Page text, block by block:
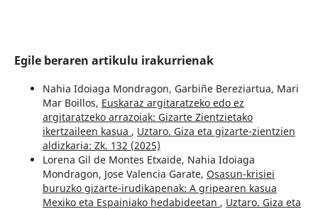
Egile beraren artikulu irakurrienak
Nahia Idoiaga Mondragon, Garbiñe Bereziartua, Mari
Mar Boillos, Euskaraz argitaratzeko edo ez
argitaratzeko arrazoiak: Gizarte Zientzietako
ikertzaileen kasua , Uztaro. Giza eta gizarte-zientzien
aldizkaria: Zk. 132 (2025)
Lorena Gil de Montes Etxaide, Nahia Idoiaga
Mondragon, Jose Valencia Garate, Osasun-krisiei
buruzko gizarte-irudikapenak: A gripearen kasua
Mexiko eta Espainiako hedabideetan , Uztaro. Giza eta